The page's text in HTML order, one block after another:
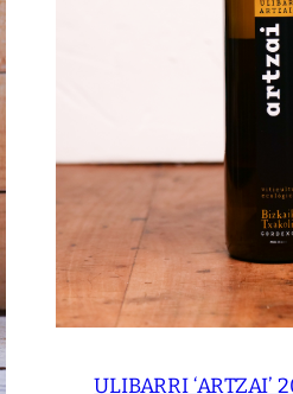
ULIBARRI ‘ARTZAI’